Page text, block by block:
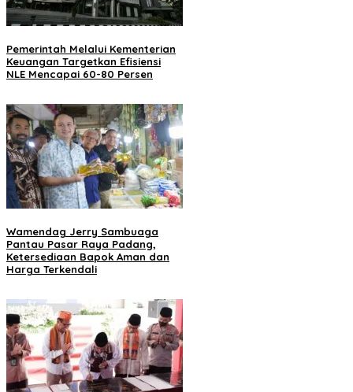
Pemerintah Melalui Kementerian
Keuangan Targetkan Efisiensi
NLE Mencapai 60-80 Persen
Wamendag Jerry Sambuaga
Pantau Pasar Raya Padang,
Ketersediaan Bapok Aman dan
Harga Terkendali